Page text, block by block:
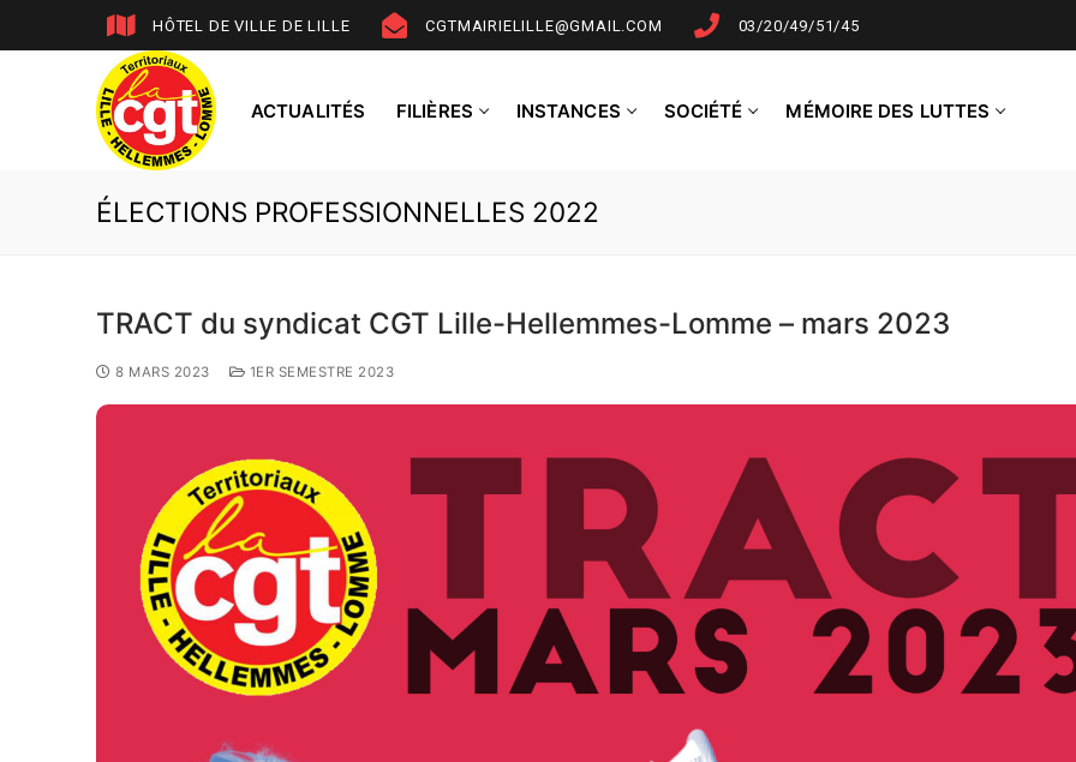
HÔTEL DE VILLE DE LILLE CGTMAIRIELILLE@GMAIL.COM 03/20/49/51/45
ACTUALITÉS FILIÈRES INSTANCES SOCIÉTÉ MÉMOIRE DES LUTTES
ÉLECTIONS PROFESSIONNELLES 2022
TRACT du syndicat CGT Lille-Hellemmes-Lomme – mars 2023
8 MARS 2023 1ER SEMESTRE 2023